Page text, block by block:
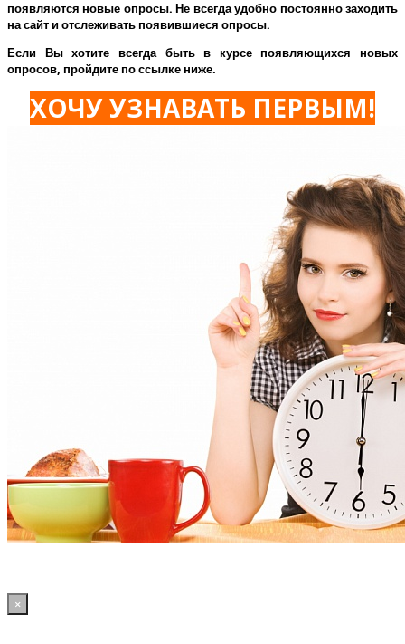
появляются новые опросы. Не всегда удобно постоянно заходить
на сайт и отслеживать появившиеся опросы.
Если Вы хотите всегда быть в курсе появляющихся новых
опросов, пройдите по ссылке ниже.
ХОЧУ УЗНАВАТЬ ПЕРВЫМ!
×